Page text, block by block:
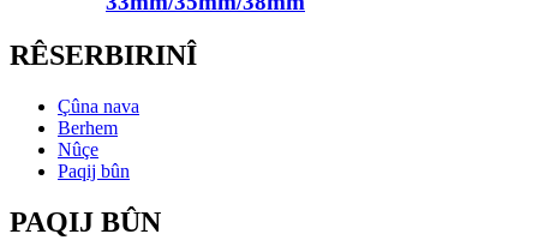
RÊSERBIRINÎ
Çûna nava
Berhem
Nûçe
Paqij bûn
PAQIJ BÛN